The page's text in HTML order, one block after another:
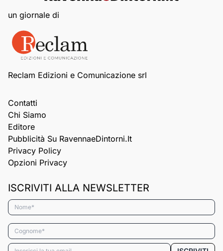
un giornale di
Reclam Edizioni e Comunicazione srl
Contatti
Chi Siamo
Editore
Pubblicità Su RavennaeDintorni.it
Privacy Policy
Opzioni Privacy
ISCRIVITI ALLA NEWSLETTER
Nome*
Cognome*
Email*